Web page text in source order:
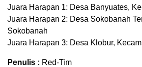
Juara Harapan 1: Desa Banyuates,
Juara Harapan 2: Desa Sokobanah
Sokobanah
Juara Harapan 3: Desa Klobur,
Penulis : Red-Tim